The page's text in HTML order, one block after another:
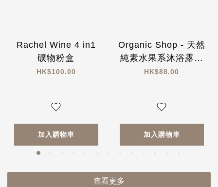
Rachel Wine 4 in1
礦物粉盒
HK$100.00
加入購物車
Organic Shop - 天然
純素水果系沐浴露系
列 (舒壓・安眠)
HK$88.00
加入購物車
查看更多